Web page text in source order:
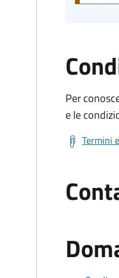
Per
e le
Termini